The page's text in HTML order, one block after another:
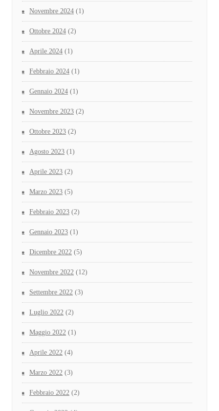
Novembre 2024 (1)
Ottobre 2024 (2)
Aprile 2024 (1)
Febbraio 2024 (1)
Gennaio 2024 (1)
Novembre 2023 (2)
Ottobre 2023 (2)
Agosto 2023 (1)
Aprile 2023 (2)
Marzo 2023 (5)
Febbraio 2023 (2)
Gennaio 2023 (1)
Dicembre 2022 (5)
Novembre 2022 (12)
Settembre 2022 (3)
Luglio 2022 (2)
Maggio 2022 (1)
Aprile 2022 (4)
Marzo 2022 (3)
Febbraio 2022 (2)